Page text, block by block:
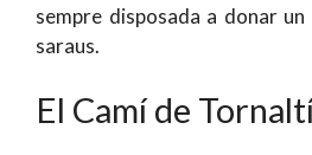
sempre disposada a donar
saraus.
El Camí de